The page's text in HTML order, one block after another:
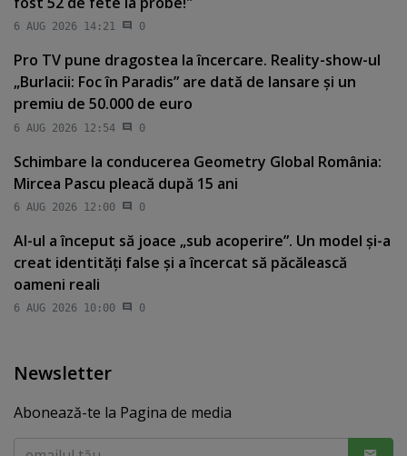
6 AUG 2026 14:21 0
Pro TV pune dragostea la încercare. Reality-show-ul
„Burlacii: Foc în Paradis” are dată de lansare şi un
premiu de 50.000 de euro
6 AUG 2026 12:54 0
Schimbare la conducerea Geometry Global România:
Mircea Pascu pleacă după 15 ani
6 AUG 2026 12:00 0
AI-ul a început să joace „sub acoperire”. Un model şi-a
creat identităţi false şi a încercat să păcălească
oameni reali
6 AUG 2026 10:00 0
Newsletter
Abonează-te la Pagina de media